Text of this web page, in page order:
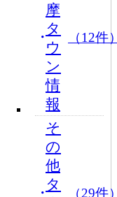
摩
タ
ウ
ン
情
報
（12件
そ
の
他
タ
（29件